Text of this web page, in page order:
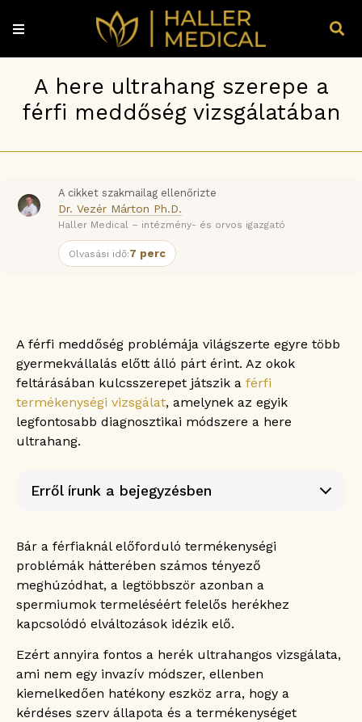
A here ultrahang szerepe a
férfi meddőség vizsgálatában
A cikket szakmailag ellenőrizte
Dr. Vezér Márton Ph.D.
Haller Medical – intézmény- és orvos igazgató
Olvasási idő:7 perc
A férfi meddőség problémája világszerte egyre több
gyermekvállalás előtt álló párt érint. Az okok
feltárásában kulcsszerepet játszik a férfi
termékenységi vizsgálat, amelynek az egyik
legfontosabb diagnosztikai módszere a here
ultrahang.
Erről írunk a bejegyzésben
A here ultrahang előnyei a férfi termékenységi
vizsgálat kapcsán
Non-invazív és biztonságos eljárás
Precíz képalkotás
Kezelés monitorozása
Milyen eltérések mutathatók ki a here
ultrahang segítségével?
Variocele (herevisszér-tágulat)
Bár a férfiaknál előforduló termékenységi
problémák hátterében számos tényező
meghúzódhat, a legtöbbször azonban a
spermiumok termeléséért felelős herékhez
kapcsolódó elváltozások idézik elő.
Ezért annyira fontos a herék ultrahangos vizsgálata,
ami nem egy invazív módszer, ellenben
kiemelkedően hatékony eszköz arra, hogy a
kérdéses szerv állapota és a termékenységet